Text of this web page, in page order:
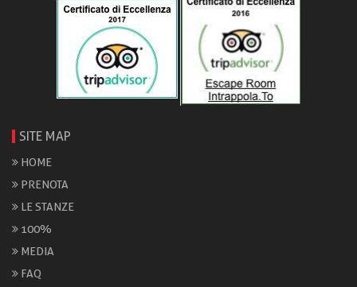
SITE MAP
HOME
PRENOTA
LE STANZE
100%
MEDIA
FAQ